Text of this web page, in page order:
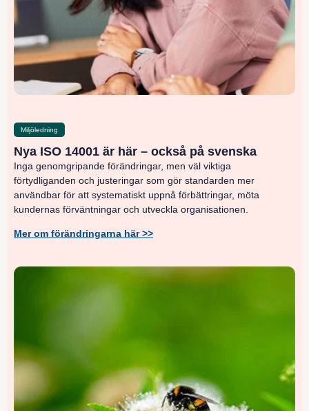
Miljöledning
Nya ISO 14001 är här – också på svenska
Inga genomgripande förändringar, men väl viktiga
förtydliganden och justeringar som gör standarden mer
användbar för att systematiskt uppnå förbättringar, möta
kundernas förväntningar och utveckla organisationen.
Mer om förändringarna här >>